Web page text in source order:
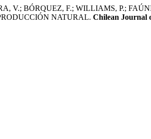
V.; BÓRQUEZ, F.; WILLIAMS, P.;
NATURAL. Chilean Journal